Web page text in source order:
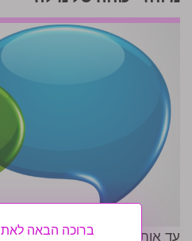
עד אותו רגע... הרגשתי
ברוכה הבאה